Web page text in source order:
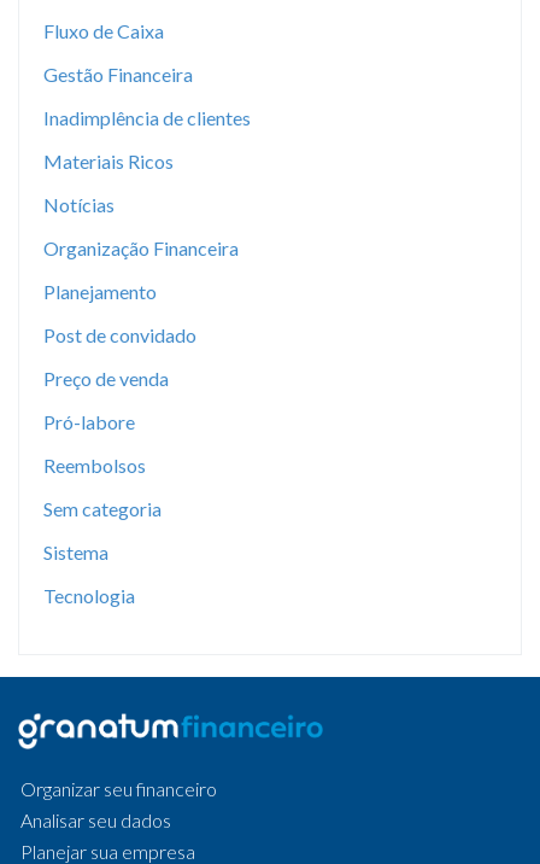
Fluxo de Caixa
Gestão Financeira
Inadimplência de clientes
Materiais Ricos
Notícias
Organização Financeira
Planejamento
Post de convidado
Preço de venda
Pró-labore
Reembolsos
Sem categoria
Sistema
Tecnologia
Organizar seu financeiro
Analisar seu dados
Planejar sua empresa